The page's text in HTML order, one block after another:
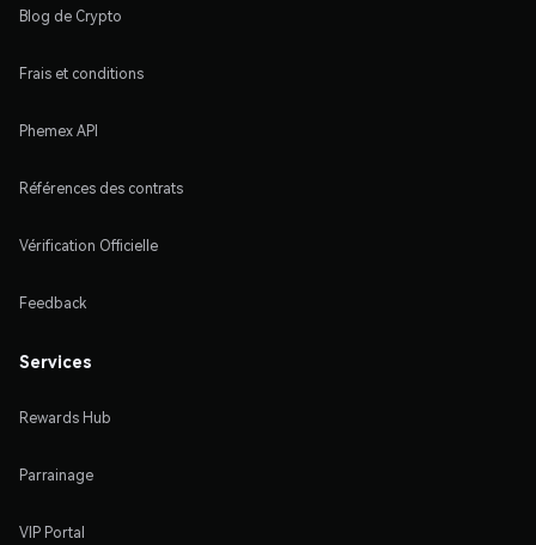
Blog de Crypto
Frais et conditions
Phemex API
Références des contrats
Vérification Officielle
Feedback
Services
Rewards Hub
Parrainage
VIP Portal